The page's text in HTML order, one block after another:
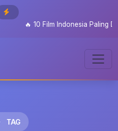
10 Film Indonesia Paling
TAG